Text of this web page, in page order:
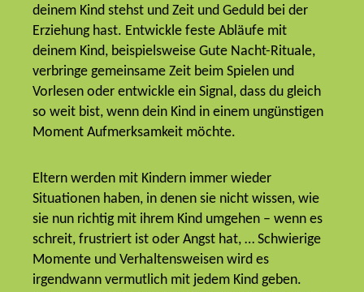
deinem Kind stehst und Zeit und Geduld bei der
Erziehung hast. Entwickle feste Abläufe mit
deinem Kind, beispielsweise Gute Nacht-Rituale,
verbringe gemeinsame Zeit beim Spielen und
Vorlesen oder entwickle ein Signal, dass du gleich
so weit bist, wenn dein Kind in einem ungünstigen
Moment Aufmerksamkeit möchte.
Eltern werden mit Kindern immer wieder
Situationen haben, in denen sie nicht wissen, wie
sie nun richtig mit ihrem Kind umgehen – wenn es
schreit, frustriert ist oder Angst hat, … Schwierige
Momente und Verhaltensweisen wird es
irgendwann vermutlich mit jedem Kind geben.